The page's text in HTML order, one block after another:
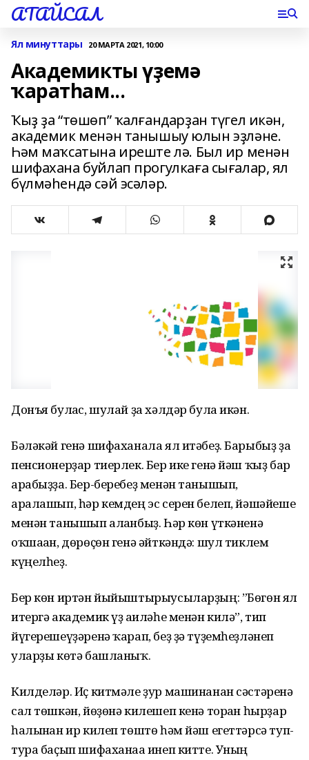
АТАЙСАЛ
Ял минуттары 20 МАРТА 2021, 10:00
Академикты үҙемә
ҡаратһам...
Ҡыҙ ҙа “төшөп” ҡалғандарҙан түгел икән,
академик менән танышыу юлын эҙләне.
Һәм маҡсатына иреште лә. Был ир менән
шифахана буйлап прогулкаға сығалар, ял
бүлмәһендә сәй эсәләр.
Донъя булғас, шулай ҙа хәлдәр була икән.
Бәләкәй генә шифаханала ял итәбеҙ. Барыбыҙ ҙа
пенсионерҙар тиерлек. Бер ике генә йәш ҡыҙ бар
арабыҙҙа. Бер-беребеҙ менән танышып,
аралашып, һәр кемдең эс серен белеп, йәшәйеше
менән танышып алғанбыҙ. Һәр көн үткәненә
оҡшаған, дөрөҫөн генә әйткәндә: шул тиклем
күңелһеҙ.
Бер көн иртән йыйыштырыусыларҙың: ”Бөгөн ял
итергә академик үҙ ғаиләһе менән килә”, тип
йүгерешеүҙәренә ҡарап, беҙ ҙә түҙемһеҙләнеп
уларҙы көтә башланыҡ.
Килделәр. Иҫ китмәле ҙур машинанан сәстәренә
сал төшкән, йөҙөнә килешеп кенә торған һырҙар
һалынған ир килеп төштө һәм йәш егеттәрсә туп-
тура баҫып шифаханаға инеп китте. Уның